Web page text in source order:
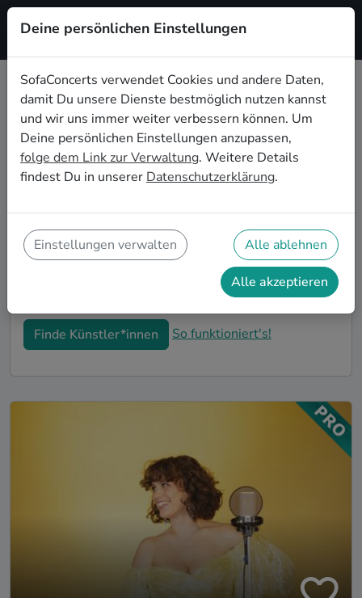
Registrieren
Jazz Live-Musik für den 30.
Geburtstag in Ulm
Schon wieder ist ein Jahrzehnt vergangen und Dein
nächster runder Geburtstag steht an? Ein Konzert ist
eine ganz besondere Art und Weise zu feiern. Ob
kleine Gartenparty oder Feier mit der ganzen
Nachbarschaft: Auf SofaConcerts findest Du tolle Jazz
Live-Acts, die perfekt zu Deiner 30. Geburtstagsfeier
Finde Künstler*innen So funktioniert's!
Deine persönlichen Einstellungen
SofaConcerts verwendet Cookies und andere Daten,
damit Du unsere Dienste bestmöglich nutzen kannst
und wir uns immer weiter verbessern können. Um
Deine persönlichen Einstellungen anzupassen,
folge dem Link zur Verwaltung. Weitere Details
findest Du in unserer Datenschutzerklärung.
Einstellungen verwalten Alle ablehnen
Alle akzeptieren